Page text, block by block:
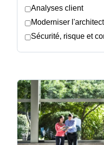
Analyses client
Moderniser
Sécurité, risque et